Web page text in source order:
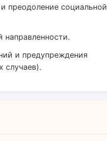
преодоление социальной
и предупреждения
случаев).